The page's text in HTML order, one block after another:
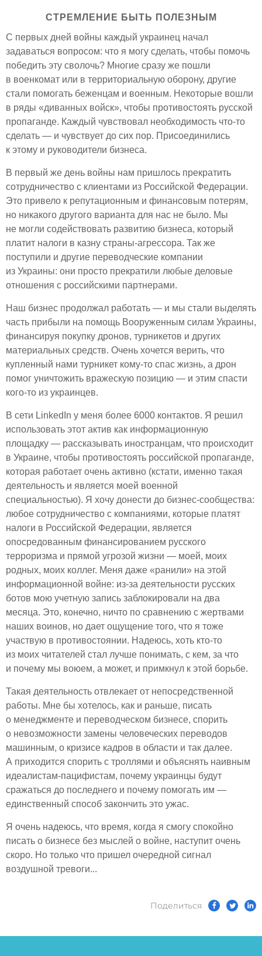
СТРЕМЛЕНИЕ БЫТЬ ПОЛЕЗНЫМ
С первых дней войны каждый украинец начал
задаваться вопросом: что я могу сделать, чтобы помочь
победить эту сволочь? Многие сразу же пошли
в военкомат или в территориальную оборону, другие
стали помогать беженцам и военным. Некоторые вошли
в ряды «диванных войск», чтобы противостоять русской
пропаганде. Каждый чувствовал необходимость что-то
сделать — и чувствует до сих пор. Присоединились
к этому и руководители бизнеса.
В первый же день войны нам пришлось прекратить
сотрудничество с клиентами из Российской Федерации.
Это привело к репутационным и финансовым потерям,
но никакого другого варианта для нас не было. Мы
не могли содействовать развитию бизнеса, который
платит налоги в казну страны-агрессора. Так же
поступили и другие переводческие компании
из Украины: они просто прекратили любые деловые
отношения с российскими партнерами.
Наш бизнес продолжал работать — и мы стали выделять
часть прибыли на помощь Вооруженным силам Украины,
финансируя покупку дронов, турникетов и других
материальных средств. Очень хочется верить, что
купленный нами турникет кому-то спас жизнь, а дрон
помог уничтожить вражескую позицию — и этим спасти
кого-то из украинцев.
В сети LinkedIn у меня более 6000 контактов. Я решил
использовать этот актив как информационную
площадку — рассказывать иностранцам, что происходит
в Украине, чтобы противостоять российской пропаганде,
которая работает очень активно (кстати, именно такая
деятельность и является моей военной
специальностью). Я хочу донести до бизнес-сообщества:
любое сотрудничество с компаниями, которые платят
налоги в Российской Федерации, является
опосредованным финансированием русского
терроризма и прямой угрозой жизни — моей, моих
родных, моих коллег. Меня даже «ранили» на этой
информационной войне: из-за деятельности русских
ботов мою учетную запись заблокировали на два
месяца. Это, конечно, ничто по сравнению с жертвами
наших воинов, но дает ощущение того, что я тоже
участвую в противостоянии. Надеюсь, хоть кто-то
из моих читателей стал лучше понимать, с кем, за что
и почему мы воюем, а может, и примкнул к этой борьбе.
Такая деятельность отвлекает от непосредственной
работы. Мне бы хотелось, как и раньше, писать
о менеджменте и переводческом бизнесе, спорить
о невозможности замены человеческих переводов
машинным, о кризисе кадров в области и так далее.
А приходится спорить с троллями и объяснять наивным
идеалистам-пацифистам, почему украинцы будут
сражаться до последнего и почему помогать им —
единственный способ закончить это ужас.
Я очень надеюсь, что время, когда я смогу спокойно
писать о бизнесе без мыслей о войне, наступит очень
скоро. Но только что пришел очередной сигнал
воздушной тревоги...
Поделиться